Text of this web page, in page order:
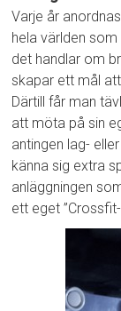
Varje år
hela världen
det handlar om
skapar ett mål
Därtill får man
att möta på sin
antingen lag-
känna sig extra
anläggningen
ett eget